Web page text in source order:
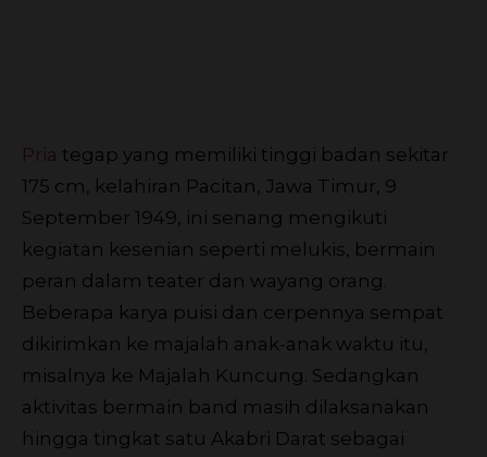
Pria tegap yang memiliki tinggi badan sekitar
175 cm, kelahiran Pacitan, Jawa Timur, 9
September 1949, ini senang mengikuti
kegiatan kesenian seperti melukis, bermain
peran dalam teater dan wayang orang.
Beberapa karya puisi dan cerpennya sempat
dikirimkan ke majalah anak-anak waktu itu,
misalnya ke Majalah Kuncung. Sedangkan
aktivitas bermain band masih dilaksanakan
hingga tingkat satu Akabri Darat sebagai